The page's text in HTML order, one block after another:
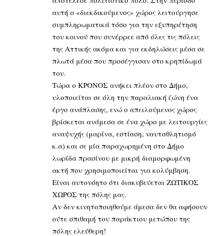
αυτή ο «διεκδικούμενος» χώρος λειτούργησε
συμπληρωματικά τόσο για την εξυπηρέτηση
του κοινού που συνέρρεε από όλες τις πόλεις
της Αττικής ακόμα και για εκδηλώσεις μέσα σε
πλωτά μέσα που προσέγγισαν στο κρηπίδωμά
του.
Τώρα ο ΚΡΟΝΟΣ ανήκει πλέον στο Δήμο,
υλοποιείται σε όλη την παραλιακή ζώνη ένα
έργο ανάπλασης, ενώ ο απειλούμενος χώρος
βρίσκεται ανάμεσα σε ένα χώρο με λειτουργίες
αναψυχής (μαρίνα, εστίαση, ναυταθλητισμό
κ.α) και σε μία παραχωρημένη στο Δήμο
λωρίδα πρασίνου με μικρή διαμορφωμένη
ακτή που χρησιμοποιείται για κολύμβηση.
Είναι αυτονόητο ότι διακυβεύεται ΖΩΤΙΚΟΣ
ΧΩΡΟΣ της πόλης μας.
Αν δεν κινητοποιηθούμε άμεσα δεν θα αφήσουν
ούτε σπιθαμή του παράκτιου μετώπου της
πόλης ελεύθερη!